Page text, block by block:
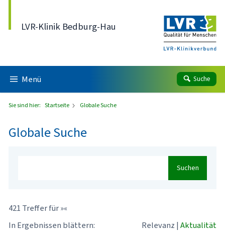
LVR-Klinik Bedburg-Hau
Menü Suche
Sie sind hier: Startseite Globale Suche
Globale Suche
Suchen
421 Treffer für »«
In Ergebnissen blättern:
Relevanz | Aktualität